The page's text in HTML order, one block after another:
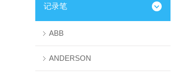
记录笔
ABB
ANDERSON